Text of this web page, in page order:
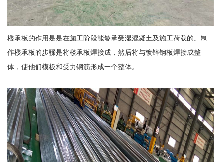
楼承板的作用是是在施工阶段能够承受湿混凝土及施工荷载的。制
作楼承板的步骤是将楼承板焊接成，然后将与镀锌钢板焊接成整
体，使他们模板和受力钢筋形成一个整体。